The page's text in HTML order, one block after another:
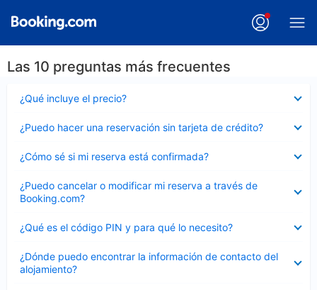
Las 10 preguntas más frecuentes
¿Qué incluye el precio?
cerrado
¿Puedo hacer una reservación sin tarjeta de crédito?
cerrado
¿Cómo sé si mi reserva está confirmada?
cerrado
¿Puedo cancelar o modificar mi reserva a través de
Booking.com?
cerrado
¿Qué es el código PIN y para qué lo necesito?
cerrado
¿Dónde puedo encontrar la información de contacto del
alojamiento?
cerrado